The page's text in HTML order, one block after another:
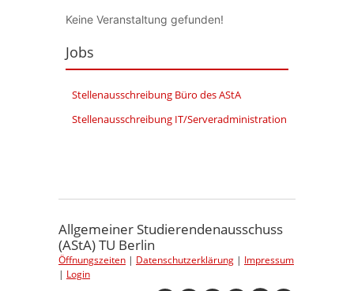
Keine Veranstaltung gefunden!
Jobs
Stellenausschreibung Büro des AStA
Stellenausschreibung IT/Serveradministration
Allgemeiner Studierendenausschuss
(AStA) TU Berlin
Öffnungszeiten| Datenschutzerklärung| Impressum
| Login